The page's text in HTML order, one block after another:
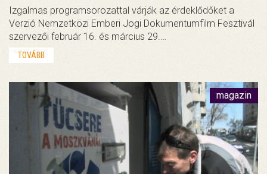
Izgalmas programsorozattal várják az érdeklődőket a
Verzió Nemzetközi Emberi Jogi Dokumentumfilm Fesztivál
szervezői február 16. és március 29.…
TOVÁBB
magazin